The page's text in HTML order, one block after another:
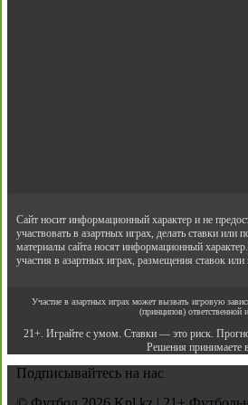
Сайт носит информационный характер и не
участвовать в азартных играх, делать ставки
материалы сайта носят информационный
участия в азартных играх, размещения ставок
Участие в азартных играх может вызвать игровую
(принципов) ответственной
21+. Играйте с умом. Ставки — это риск.
Решения принимаете
Подписывайтесь на нас